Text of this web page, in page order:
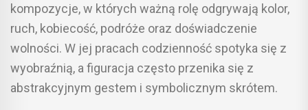
kompozycje, w których ważną rolę odgrywają kolor,
ruch, kobiecość, podróże oraz doświadczenie
wolności. W jej pracach codzienność spotyka się z
wyobraźnią, a figuracja często przenika się z
abstrakcyjnym gestem i symbolicznym skrótem.